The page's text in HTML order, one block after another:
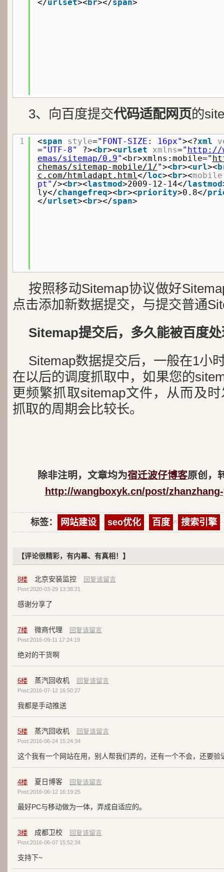
</urlset>< br></span>
3、向百度提交代码适配网页的
1 <span style="FONT-SIZE: 16px"><?xml
="UTF-8" ?><br><urlset xmlns=" http://
emas/sitemap/0.9"<br>xmlns:mobile="
chemas/sitemap-mobile/1/"><br><url><
c.com/htmladapt.html </loc><br><
pt" /><br><lastmod>2009-12-14</lastmod
ly</changefreq><br><priority>0.8</
</urlset><br></span>
按照移动Sitemap协议做好
点击添加新数据提交，与提交普通
Sitemap提交后，多久能被百度
Sitemap数据提交后，一般在1小
在以后的调度抓取中，如果您的
更频繁抓取sitemap文件，从而及
抓取的周期会比较长。
除非注明，文章均为宿迁波仔博客原创，
http://wangboxyk.cn/post/
标签： 网站建设 seo优化 百度 搜索引擎
【评论很精彩，有内幕、有真相！】
8楼 北京安装监控 回复该留言
Post:2020-03-29 13:38:21
感谢分享了
7楼 微商代理 回复该留言
Post:2016-09-11 17:24:19
绝对的干货啊
6楼 蒸汽回收机 回复该留言
Post:2016-07-12 16:50:27
我都是手动推送
5楼 蒸汽回收机 回复该留言
Post:2016-06-24 15:24:34
这个我有一个网站在用，别人帮我们弄的，还有一个不会，还要验
4楼 夏日博客 回复该留言
Post:2016-06-12 16:19:25
最好PC与移动做为一体，弄成自适应的。
3楼 成都卫校 回复该留言
Post:2016-06-07 15:52:34
支持下~